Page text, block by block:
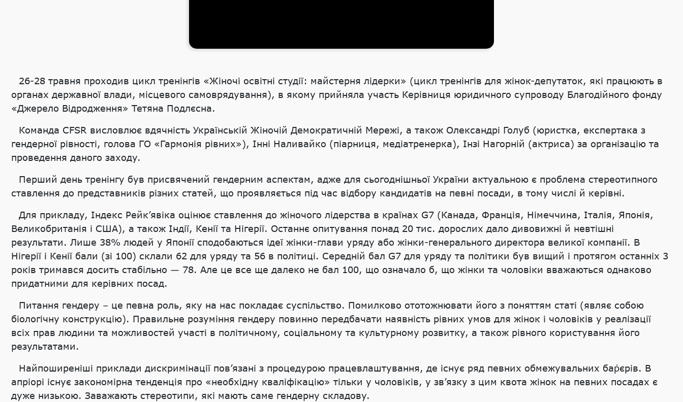
26-28 травня проходив цикл тренінгів «Жіночі освітні студії: майстерня лідерки» (цикл тренінгів для жінок-депутаток, які працюють в
органах державної влади, місцевого самоврядування), в якому прийняла участь Керівниця юридичного супроводу Благодійного фонду
«Джерело Відродження» Тетяна Подлєсна.
Команда CFSR висловлює вдячність Українській Жіночій Демократичній Мережі, а також Олександрі Голуб (юристка, експертака з
гендерної рівності, голова ГО «Гармонія рівних»), Інні Наливайко (піарниця, медіатренерка), Інзі Нагорній (актриса) за організацію та
проведення даного заходу.
Перший день тренінгу був присвячений гендерним аспектам, адже для сьогоднішньої України актуальною є проблема стереотипного
ставлення до представників різних статей, що проявляється під час відбору кандидатів на певні посади, в тому числі й керівні.
Для прикладу, Індекс Рейк’явіка оцінює ставлення до жіночого лідерства в країнах G7 (Канада, Франція, Німеччина, Італія, Японія,
Великобританія і США), а також Індії, Кенії та Нігерії. Останнє опитування понад 20 тис. дорослих дало дивовижні й невтішні
результати. Лише 38% людей у Японії сподобаються ідеї жінки-глави уряду або жінки-генерального директора великої компанії. В
Нігерії і Кенії бали (зі 100) склали 62 для уряду та 56 в політиці. Середній бал G7 для уряду та політики був вищий і протягом останніх 3
років тримався досить стабільно — 78. Але це все ще далеко не бал 100, що означало б, що жінки та чоловіки вважаються однаково
придатними для керівних посад.
Питання гендеру – це певна роль, яку на нас покладає суспільство. Помилково ототожнювати його з поняттям статі (являє собою
біологічну конструкцію). Правильне розуміння гендеру повинно передбачати наявність рівних умов для жінок і чоловіків у реалізації
всіх прав людини та можливостей участі в політичному, соціальному та культурному розвитку, а також рівного користування його
результатами.
Найпоширеніші приклади дискримінації пов’язані з процедурою працевлаштування, де існує ряд певних обмежувальних бар҆єрів. В
апріорі існує закономірна тенденція про «необхідну кваліфікацію» тільки у чоловіків, у зв’язку з цим квота жінок на певних посадах є
дуже низькою. Заважають стереотипи, які мають саме гендерну складову.